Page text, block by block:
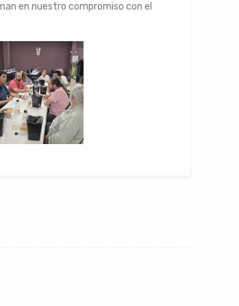
en nuestro compromiso con el